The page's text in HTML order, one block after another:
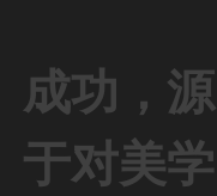
成功，源
于对美学